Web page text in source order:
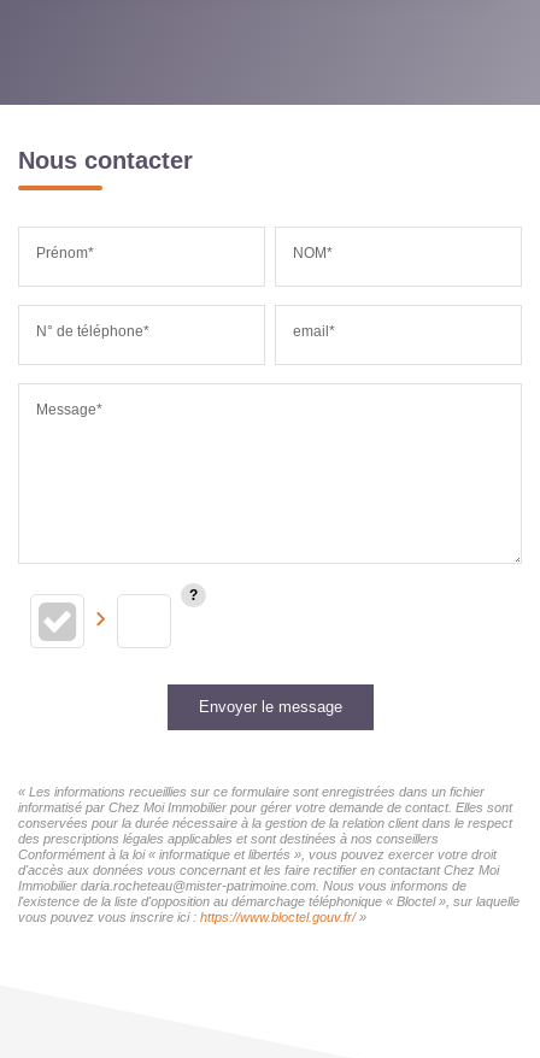
Nous contacter
Prénom* NOM*
N° de téléphone* email*
Message*
Envoyer le message
« Les informations recueillies sur ce formulaire sont enregistrées dans un fichier
informatisé par Chez Moi Immobilier pour gérer votre demande de contact. Elles sont
conservées pour la durée nécessaire à la gestion de la relation client dans le respect
des prescriptions légales applicables et sont destinées à nos conseillers
Conformément à la loi « informatique et libertés », vous pouvez exercer votre droit
d'accès aux données vous concernant et les faire rectifier en contactant Chez Moi
Immobilier daria.rocheteau@mister-patrimoine.com. Nous vous informons de
l'existence de la liste d'opposition au démarchage téléphonique « Bloctel », sur laquelle
vous pouvez vous inscrire ici : https://www.bloctel.gouv.fr/»